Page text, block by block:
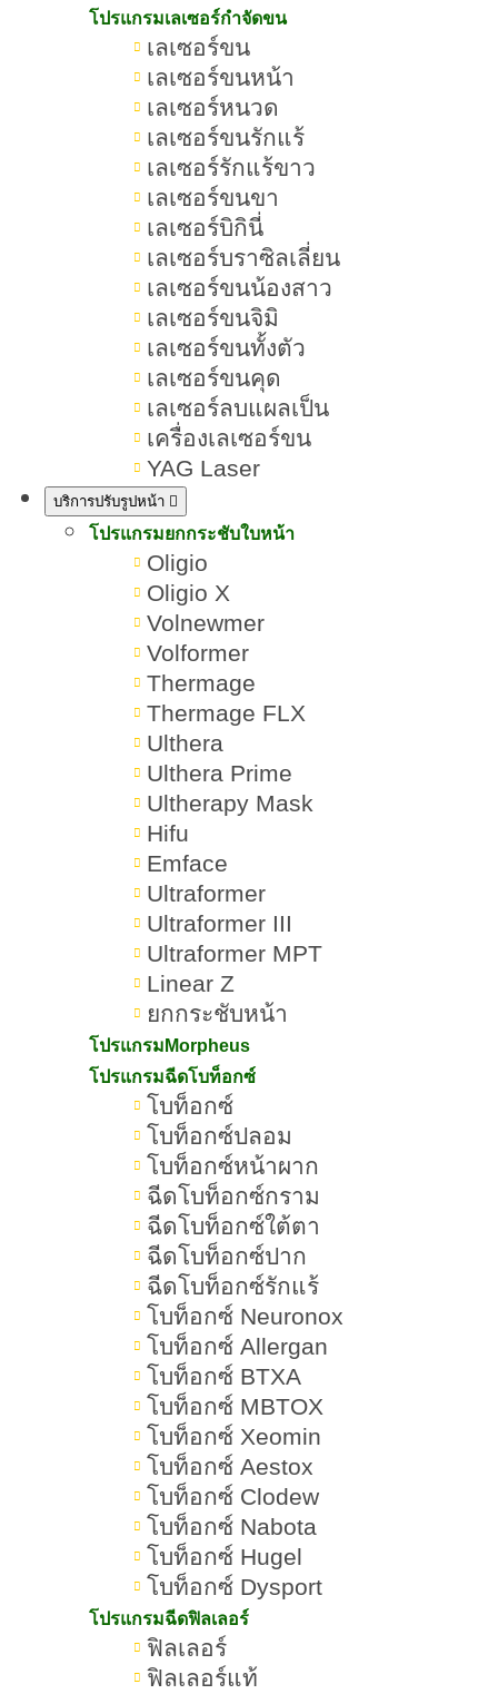
โปรแกรมเลเซอร์กำจัดขน
เลเซอร์ขน
เลเซอร์ขนหน้า
เลเซอร์หนวด
เลเซอร์ขนรักแร้
เลเซอร์รักแร้ขาว
เลเซอร์ขนขา
เลเซอร์บิกินี่
เลเซอร์บราซิลเลี่ยน
เลเซอร์ขนน้องสาว
เลเซอร์ขนจิมิ
เลเซอร์ขนทั้งตัว
เลเซอร์ขนคุด
เลเซอร์ลบแผลเป็น
เครื่องเลเซอร์ขน
YAG Laser
บริการปรับรูปหน้า
โปรแกรมยกกระชับใบหน้า
Oligio
Oligio X
Volnewmer
Volformer
Thermage
Thermage FLX
Ulthera
Ulthera Prime
Ultherapy Mask
Hifu
Emface
Ultraformer
Ultraformer III
Ultraformer MPT
Linear Z
ยกกระชับหน้า
โปรแกรมMorpheus
โปรแกรมฉีดโบท็อกซ์
โบท็อกซ์
โบท็อกซ์ปลอม
โบท็อกซ์หน้าผาก
ฉีดโบท็อกซ์กราม
ฉีดโบท็อกซ์ใต้ตา
ฉีดโบท็อกซ์ปาก
ฉีดโบท็อกซ์รักแร้
โบท็อกซ์ Neuronox
โบท็อกซ์ Allergan
โบท็อกซ์ BTXA
โบท็อกซ์ MBTOX
โบท็อกซ์ Xeomin
โบท็อกซ์ Aestox
โบท็อกซ์ Clodew
โบท็อกซ์ Nabota
โบท็อกซ์ Hugel
โบท็อกซ์ Dysport
โปรแกรมฉีดฟิลเลอร์
ฟิลเลอร์
ฟิลเลอร์แท้
บิวกิ้น-พีพีอยู่ตรงหน้าแค่ 10 วิ…คุณจะพูดอะไร
ให้เขา “กระชับใจ” ที่สุด ?
เอาใจแฟนคลับบิวกิ้น–พีพี กับกิจกรรม
TIGHT TALK บอกความในใจ ใน 10
วินาที ลุ้นได้เจอตัวจริงแบบจึ้ง ๆ
Romrawin New Gen เปิดตัวกิจกรรมสุด
คิ้วท์ TIGHT TALK ที่จะพาทุกคนไป
สัมผัสโมเมนต์หัวใจเต้นแรง กับภารกิจ
แชร์ความรู้สึกในใจถึงคนพิเศษ…อย่าง
“บิวกิ้น – พีพี”
ไม่ต้องบินไปเจอ ไม่ต้องซื้อแพ็กเกจรา
คาแรง แค่ “พิมพ์จากใจ” ก็ลุ้นเป็นผู้
โชคดี รับสิทธิ์ บัตรที่นั่งฟรี เจอ บิวกิ้น-
พีพี แบบใกล้ชิด แค่ตอบคำถามเดียว
แบบตรงใจให้สุด
“ ถ้าได้อยู่ต่อหน้าบิวกิ้น–พีพีแค่ 10 วินาที
คุณจะพูดคำไหนให้เขา ‘กระชับใจ’ ที่สุด ? ”
ไม่ว่าจะสายคลั่งรัก สายขี้เขิน หรือสาย
ขี้เล่น ก็ส่งคำพูดที่ทำให้รู้สึกกระชับใจ
ที่สุด เข้ามาได้เลย เพื่อให้เขารู้
ว่า...ความในใจหนึ่งร้อยเรื่องจบได้
ภายใน 10 วินาทีเท่านั้น
ทำไมแฟนคลับ บิวกิ้น-พีพี ถึงต้องห้ามพลาด
เพราะนี่คือกิจกรรมที่เหมือนได้อยู่ใน
แฟนมีตจำลอง สามารถพูดความในใจ
แบบไม่มีกั๊กได้ใน 10 วินาที
• ได้พื้นที่อวยเมนแบบไม่ต้องยั้ง
• ได้ลุ้นไปเจอตัวจริงแบบฟินขั้นสุด
วิธีร่วมกิจกรรมง่ายมาก
1. กดไลก์เพจ Romrawin New Gen (
https://www.facebook.com/romrawinn
2. แชร์โพสต์กิจกรรม แบบ
“สาธารณะ”
3. คอมเมนต์คำตอบ ที่กระชับใจ ใต้
โพสต์กิจกรรม